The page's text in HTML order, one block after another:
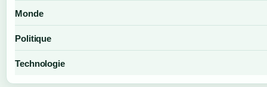
Monde
Politique
Technologie